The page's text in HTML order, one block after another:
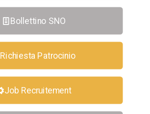
Bollettino SNO
Richiesta Patrocinio
Job Recruitement